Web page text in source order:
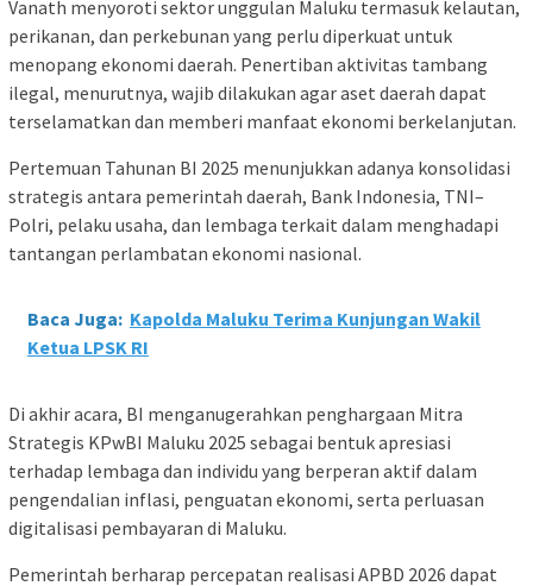
Vanath menyoroti sektor unggulan Maluku termasuk kelautan,
perikanan, dan perkebunan yang perlu diperkuat untuk
menopang ekonomi daerah. Penertiban aktivitas tambang
ilegal, menurutnya, wajib dilakukan agar aset daerah dapat
terselamatkan dan memberi manfaat ekonomi berkelanjutan.
Pertemuan Tahunan BI 2025 menunjukkan adanya konsolidasi
strategis antara pemerintah daerah, Bank Indonesia, TNI–
Polri, pelaku usaha, dan lembaga terkait dalam menghadapi
tantangan perlambatan ekonomi nasional.
Baca Juga: Kapolda Maluku Terima Kunjungan Wakil
Ketua LPSK RI
Di akhir acara, BI menganugerahkan penghargaan Mitra
Strategis KPwBI Maluku 2025 sebagai bentuk apresiasi
terhadap lembaga dan individu yang berperan aktif dalam
pengendalian inflasi, penguatan ekonomi, serta perluasan
digitalisasi pembayaran di Maluku.
Pemerintah berharap percepatan realisasi APBD 2026 dapat